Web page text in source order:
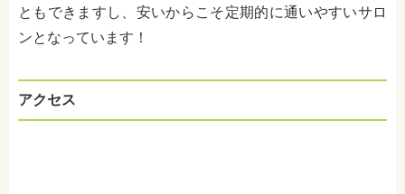
ともできますし、安いからこそ定期的に通いやすいサロ
ンとなっています！
アクセス